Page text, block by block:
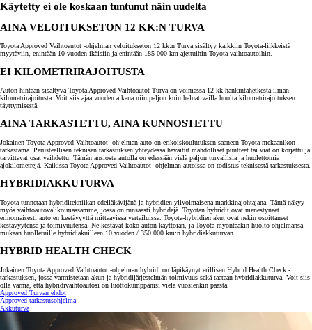
Käytetty ei ole koskaan tuntunut näin uudelta
AINA VELOITUKSETON 12 KK:N TURVA
Toyota Approved Vaihtoautot -ohjelman veloitukseton 12 kk:n Turva sisältyy kaikkiin Toyota-liikkeistä
myytäviin, enintään 10 vuoden ikäisiin ja enintään 185 000 km ajettuihin Toyota-vaihtoautoihin.
EI KILOMETRIRAJOITUSTA
Auton hintaan sisältyvä Toyota Approved Vaihtoautot Turva on voimassa 12 kk hankintahetkestä ilman
kilometrirajoitusta. Voit siis ajaa vuoden aikana niin paljon kuin haluat vailla huolta kilometrirajoituksen
täyttymisestä.
AINA TARKASTETTU, AINA KUNNOSTETTU
Jokainen Toyota Approved Vaihtoautot -ohjelman auto on erikoiskoulutuksen saaneen Toyota-mekaanikon
tarkastama. Perusteellisen teknisen tarkastuksen yhteydessä havaitut mahdolliset puutteet tai viat on korjattu ja
tarvittavat osat vaihdettu. Tämän ansiosta autolla on edessään vielä paljon turvallisia ja huolettomia
ajokilometrejä. Kaikissa Toyota Approved Vaihtoautot -ohjelman autoissa on todistus teknisestä tarkastuksesta.
HYBRIDIAKKUTURVA
Toyota tunnetaan hybriditekniikan edelläkävijänä ja hybridien ylivoimaisena markkinajohtajana. Tämä näkyy
myös vaihtoautovalikoimassamme, jossa on runsaasti hybridejä. Toyotan hybridit ovat menestyneet
erinomaisesti autojen kestävyyttä mittaavissa vertailuissa. Toyota-hybridien akut ovat nekin osoittaneet
kestävyytensä ja toimivuutensa. Ne kestävät koko auton käyttöiän, ja Toyota myöntääkin huolto-ohjelmansa
mukaan huolletuille hybridiakuilleen 10 vuoden / 350 000 km:n hybridiakkuturvan.
HYBRID HEALTH CHECK
Jokainen Toyota Approved Vaihtoautot -ohjelman hybridi on läpikäynyt erillisen Hybrid Health Check -
tarkastuksen, jossa varmistetaan akun ja hybridijärjestelmän toimivuus sekä taataan hybridiakkuturva. Voit siis
olla varma, että hybridivaihtoautosi on luottokumppanisi vielä vuosienkin päästä.
Approved Turvan ehdot
Approved tarkastusohjelma
Akkuturva